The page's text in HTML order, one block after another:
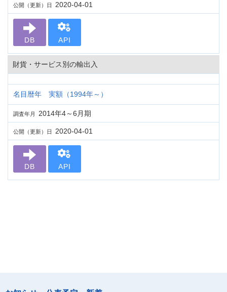
公開（更新）日 2020-04-01
DB API
財貨・サービス別の輸出入
名目暦年 実額（1994年～）
調査年月 2014年4～6月期
公開（更新）日 2020-04-01
DB API